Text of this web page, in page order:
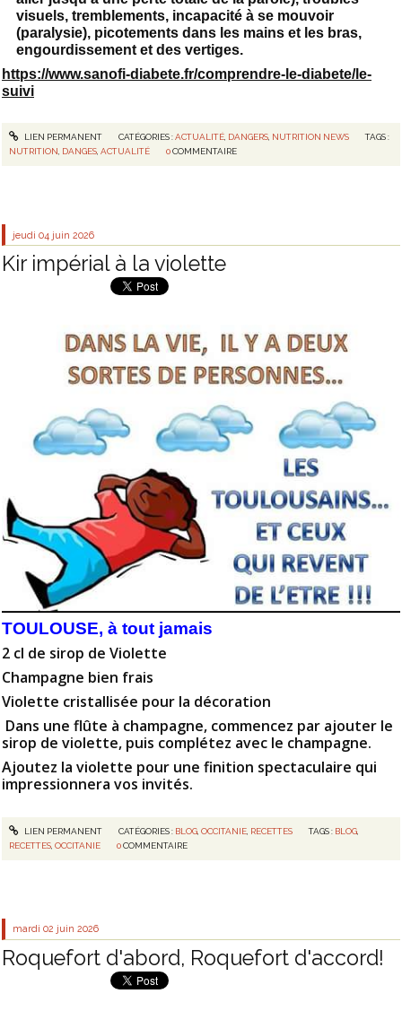
visuels, tremblements, incapacité à se mouvoir
(paralysie), picotements dans les mains et les bras,
engourdissement et des vertiges.
https://www.sanofi-diabete.fr/comprendre-le-diabete/le-
suivi
LIEN PERMANENT CATÉGORIES :ACTUALITÉ, DANGERS, NUTRITION NEWS
TAGS :
NUTRITION DANGES ,ACTUALITÉ 0 COMMENTAIRE
jeudi 04 juin 2026
Kir impérial à la violette
TOULOUSE, à tout jamais
2 cl de sirop de Violette
Champagne bien frais
Violette cristallisée pour la décoration
Dans une flûte à champagne, commencez par ajouter le
sirop de violette, puis complétez avec le champagne.
Ajoutez la violette pour une finition spectaculaire qui
impressionnera vos invités.
LIEN PERMANENT CATÉGORIES : BLOG, OCCITANIE, RECETTES TAGS : BLOG
RECETTES ,OCCITANIE 0 COMMENTAIRE
mardi 02 juin 2026
Roquefort d'abord, Roquefort d'accord!